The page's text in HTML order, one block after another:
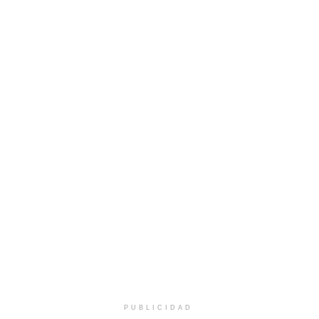
PUBLICIDAD